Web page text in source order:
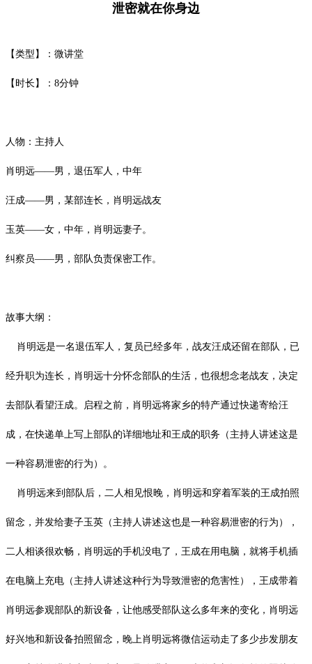
泄密就在你身边
【类型】：微讲堂
【时长】： 8分钟
人物：主持人
肖明远——男，退伍军人，中年
汪成——男，某部连长，肖明远战友
玉英——女，中年，肖明远妻子。
纠察员——男，部队负责保密工作。
故事大纲：
肖明远是一名退伍军人，复员已经多年，战友汪成还留在部队，已
经升职为连长，肖明远十分怀念部队的生活，也很想念老战友，决定
去部队看望汪成。启程之前，肖明远将家乡的特产通过快递寄给汪
成，在快递单上写上部队的详细地址和王成的职务（主持人讲述这是
一种容易泄密的行为）。
肖明远来到部队后，二人相见恨晚，肖明远和穿着军装的王成拍照
留念，并发给妻子玉英（主持人讲述这也是一种容易泄密的行为），
二人相谈很欢畅，肖明远的手机没电了，王成在用电脑，就将手机插
在电脑上充电（主持人讲述这种行为导致泄密的危害性），王成带着
肖明远参观部队的新设备，让他感受部队这么多年来的变化，肖明远
好兴地和新设备拍照留念，晚上肖明远将微信运动走了多少步发朋友